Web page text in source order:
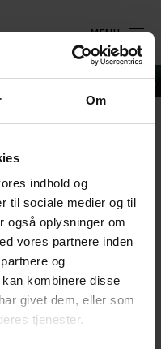
Om
indhold og
til sociale medier og til
også oplysninger om
vores partnere inden
og
kombinere disse
givet dem, eller som
tjenester.
MENU